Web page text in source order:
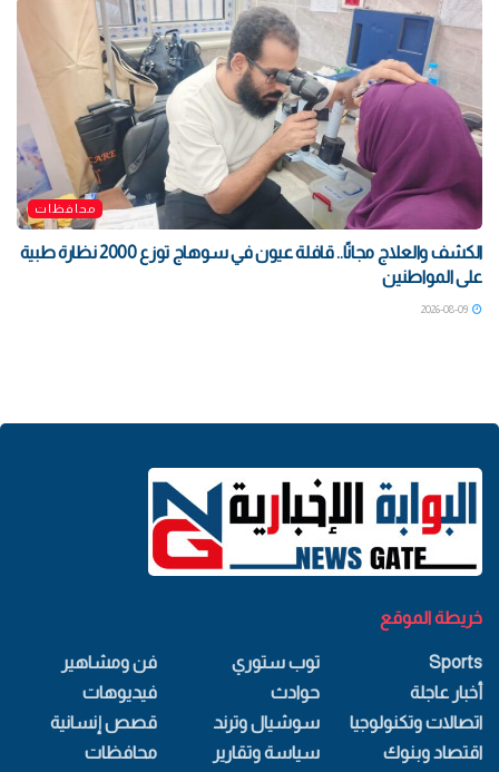
محافظات
الكشف والعلاج مجانًا.. قافلة عيون في سوهاج توزع 2000 نظارة طبية
على المواطنين
خريطة الموقع
Sports
أخبار عاجلة
اتصالات وتكنولوجيا
اقتصاد وبنوك
توب ستوري
حوادث
سوشيال وترند
سياسة وتقارير
فن ومشاهير
فيديوهات
قصص إنسانية
محافظات